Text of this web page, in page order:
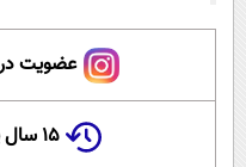
عضویت در
۱۵ سال پیش در چنین روزی